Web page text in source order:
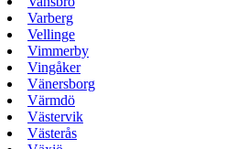
Varberg
Vellinge
Vimmerby
Vingåker
Vänersborg
Värmdö
Västervik
Västerås